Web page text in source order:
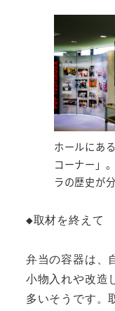
ホールにあ
コーナー」
ラの歴史が
◆取材を終えて
弁当の容器は、
小物入れや改造
多いそうです。